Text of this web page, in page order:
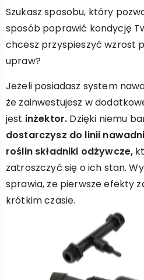
Szukasz sposobu, który
sposób poprawić kondycję
chcesz przyspieszyć wzrost
upraw?
Jeżeli posiadasz system
że zainwestujesz w
jest inżektor. Dzięki niemu
dostarczysz do linii
roślin składniki odżywcze,
zatroszczyć się o ich stan.
sprawia, że pierwsze efekty
krótkim czasie.